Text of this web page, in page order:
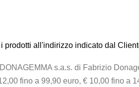
prodotti all'indirizzo indicato dal
DONAGEMMA s.a.s. di Fabrizio
fino a 99,90 euro, € 10,00 fino a